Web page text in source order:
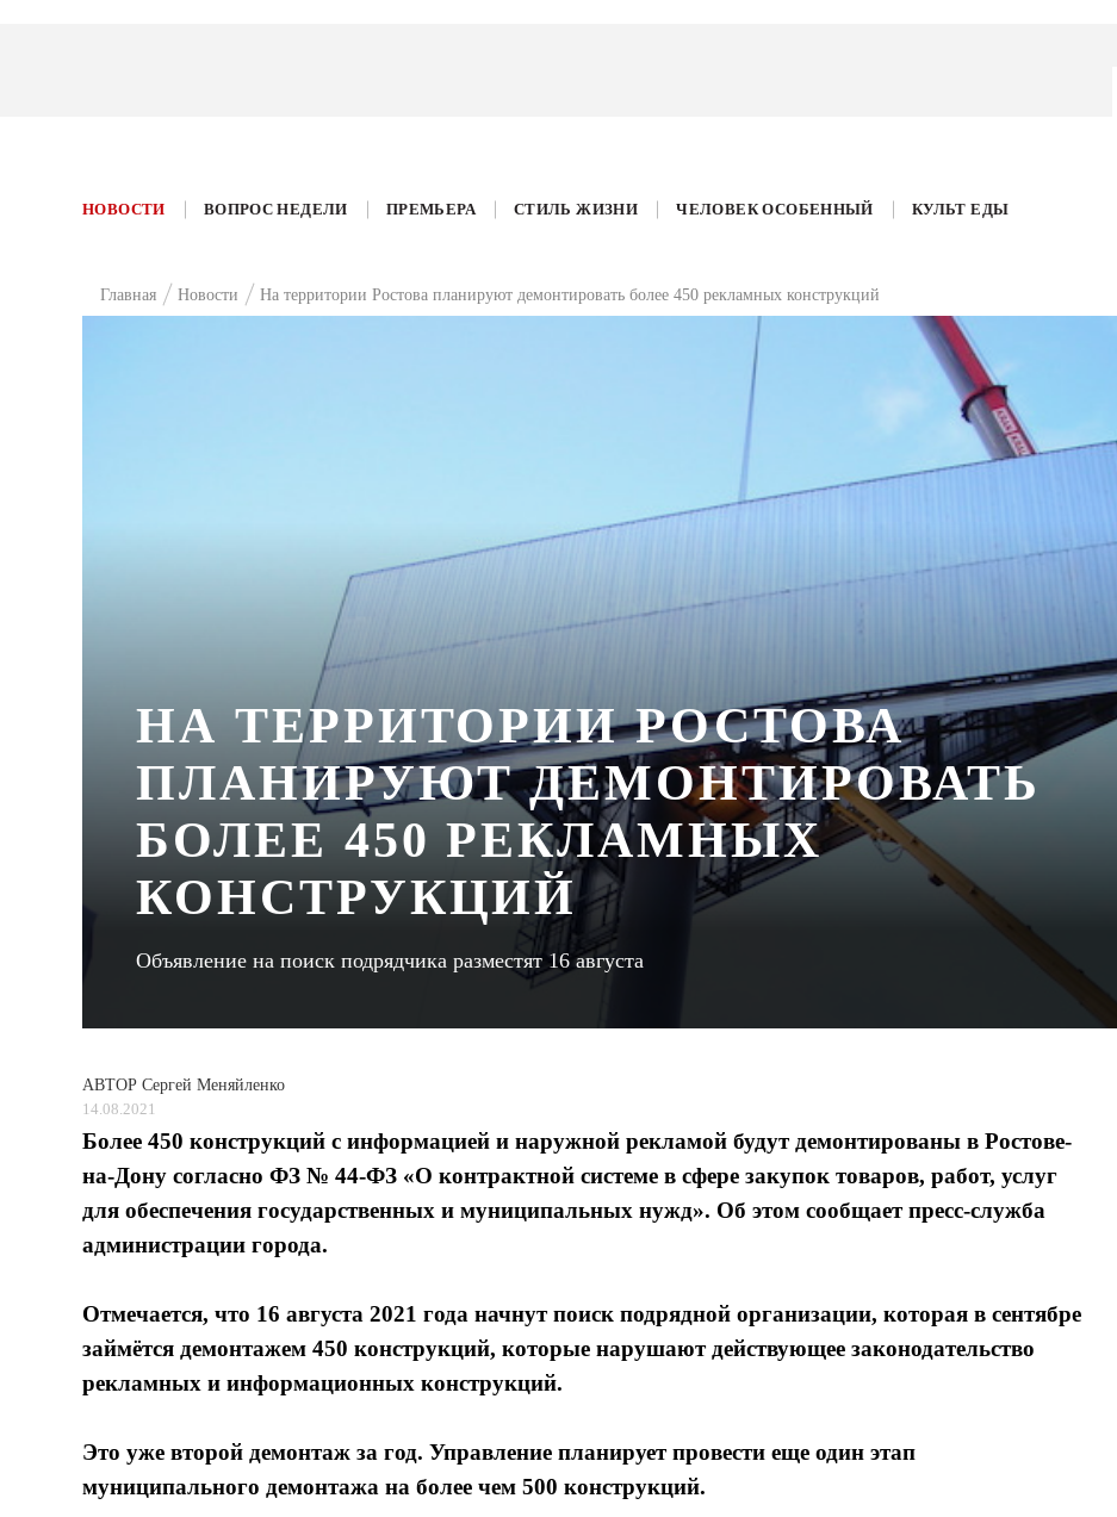
НОВОСТИ ВОПРОС НЕДЕЛИ ПРЕМЬЕРА СТИЛЬ ЖИЗНИ ЧЕЛОВЕК ОСОБЕННЫЙ КУЛЬТ ЕДЫ
Главная Новости На территории Ростова планируют демонтировать более 450 рекламных конструкций
НА ТЕРРИТОРИИ РОСТОВА
ПЛАНИРУЮТ ДЕМОНТИРОВАТЬ
БОЛЕЕ 450 РЕКЛАМНЫХ
КОНСТРУКЦИЙ
Объявление на поиск подрядчика разместят 16 августа
АВТОР Сергей Меняйленко
14.08.2021
Более 450 конструкций с информацией и наружной рекламой будут демонтированы в Ростове-
на-Дону согласно ФЗ № 44-ФЗ «О контрактной системе в сфере закупок товаров, работ, услуг
для обеспечения государственных и муниципальных нужд». Об этом сообщает пресс-служба
администрации города.
Отмечается, что 16 августа 2021 года начнут поиск подрядной организации, которая в сентябре
займётся демонтажем 450 конструкций, которые нарушают действующее законодательство
рекламных и информационных конструкций.
Это уже второй демонтаж за год. Управление планирует провести еще один этап
муниципального демонтажа на более чем 500 конструкций.